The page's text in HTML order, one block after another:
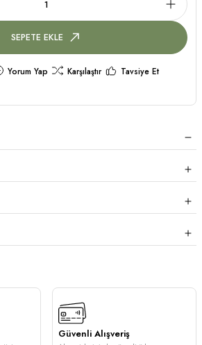
SEPETE EKLE
Yorum Yap Karşılaştır
Tavsiye Et
Güvenli Alışveriş